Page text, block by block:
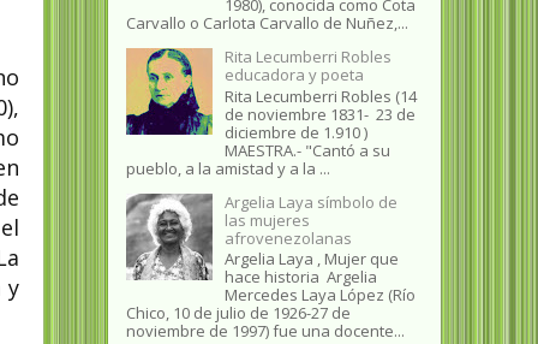
y
1980), conocida como Cota
Carvallo o Carlota Carvallo de Nuñez,...
Rita Lecumberri Robles
educadora y poeta
Rita Lecumberri Robles (14
de noviembre 1831- 23 de
diciembre de 1.910 )
MAESTRA.- "Cantó a su
pueblo, a la amistad y a la ...
Argelia Laya símbolo de
las mujeres
afrovenezolanas
Argelia Laya , Mujer que
hace historia Argelia
Mercedes Laya López (Río
Chico, 10 de julio de 1926-27 de
noviembre de 1997) fue una docente...